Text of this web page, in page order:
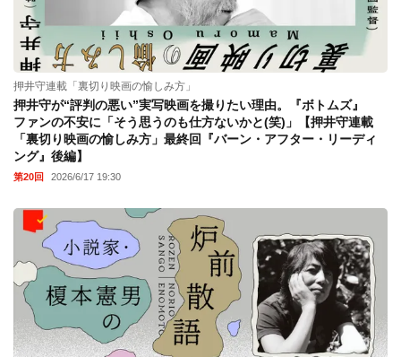
押井守連載「裏切り映画の愉しみ方」
押井守が“評判の悪い”実写映画を撮りたい理由。『ボトムズ』
ファンの不安に「そう思うのも仕方ないかと(笑)」【押井守連載
「裏切り映画の愉しみ方」最終回『バーン・アフター・リーディ
ング』後編】
第20回 2026/6/17 19:30